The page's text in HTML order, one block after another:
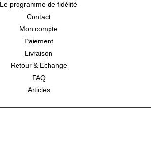
Le programme de fidélité
Contact
Mon compte
Paiement
Livraison
Retour & Échange
FAQ
Articles